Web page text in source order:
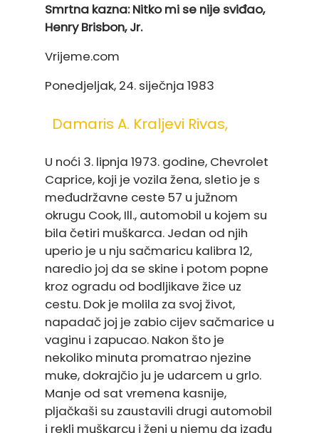
Smrtna kazna: Nitko mi se nije sviđao,
Henry Brisbon, Jr.
Vrijeme.com
Ponedjeljak, 24. siječnja 1983
Damaris A. Kraljevi Rivas,
U noći 3. lipnja 1973. godine, Chevrolet
Caprice, koji je vozila žena, sletio je s
međudržavne ceste 57 u južnom
okrugu Cook, Ill., automobil u kojem su
bila četiri muškarca. Jedan od njih
uperio je u nju sačmaricu kalibra 12,
naredio joj da se skine i potom popne
kroz ogradu od bodljikave žice uz
cestu. Dok je molila za svoj život,
napadač joj je zabio cijev sačmarice u
vaginu i zapucao. Nakon što je
nekoliko minuta promatrao njezine
muke, dokrajčio ju je udarcem u grlo.
Manje od sat vremena kasnije,
pljačkaši su zaustavili drugi automobil
i rekli muškarcu i ženi u njemu da izađu